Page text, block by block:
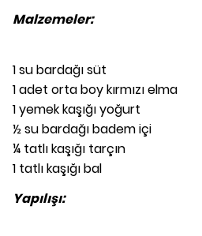
Malzemeler:
1 su bardağı süt
1 adet orta boy kırmızı elma
1 yemek kaşığı yoğurt
½ su bardağı badem içi
¼ tatlı kaşığı tarçın
1 tatlı kaşığı bal
Yapılışı: